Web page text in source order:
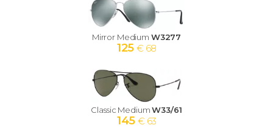
Mirror Medium W3277
125 € 68
Classic MediumW33/61
145 € 63